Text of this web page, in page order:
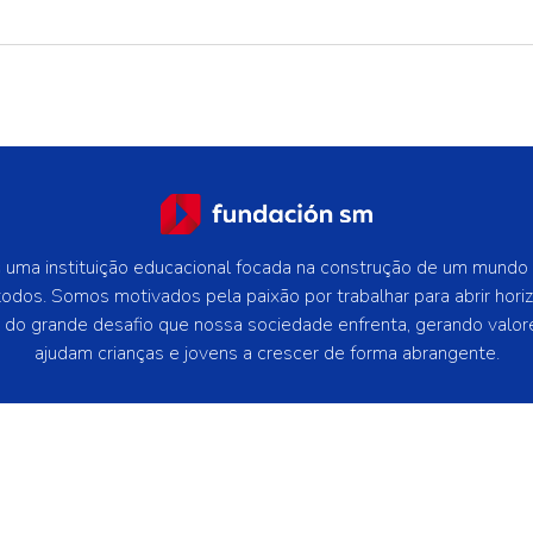
instituição educacional focada na construção de um
Somos motivados pela paixão por trabalhar para abrir
grande desafio que nossa sociedade enfrenta, gerando
ajudam crianças e jovens a crescer de forma abrangente.